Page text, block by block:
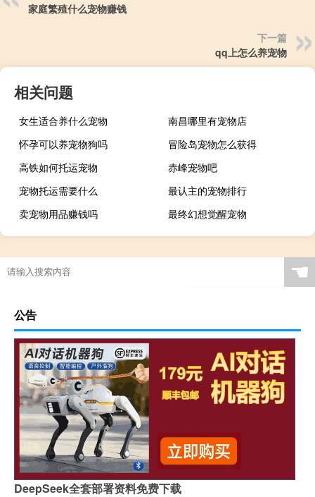
家庭繁殖什么宠物赚钱
下一篇
qq上怎么养宠物
相关问题
女生适合养什么宠物
南昌哪里有宠物店
怀孕可以养宠物狗吗
冒险岛宠物怎么获得
高铁如何托运宠物
赤峰宠物吧
宠物托运需要什么
最认主的宠物排行
卖宠物用品赚钱吗
最终幻想觉醒宠物
☚
公告
DeepSeek全套部署资料免费下载